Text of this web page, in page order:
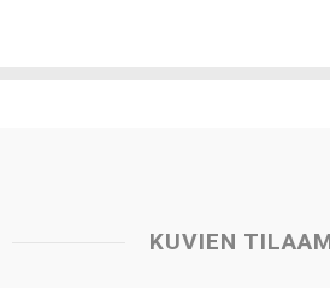
KUVIEN